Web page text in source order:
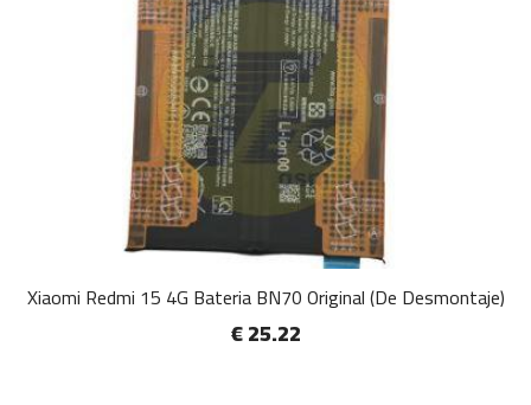
Xiaomi Redmi 15 4G Bateria BN70 Original (De Desmontaje)
€ 25.22